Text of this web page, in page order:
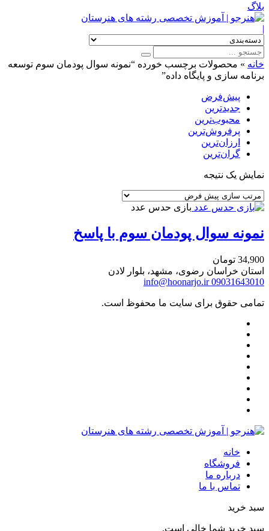
بلاگ
|
خانه » محصولات برچسب خورده “نمونه سوال پودمان سوم توسعه
برنامه سازی و پایگاه داده”
پیش‌فرض
جدیدترین
محبوب‌ترین
پرفروش‌ترین
ارزان‌ترین
گران‌ترین
نمایش یک نتیجه
بازی حدس عدد
نمونه سوال پودمان سوم با پاسخ
34,900 تومان
استان خراسان رضوی، مشهد، بلوار لادن
09031643010
info@hoonarjo.ir
تمامی حقوق برای سایت ما محفوظ است.
خانه
فروشگاه
درباره ما
تماس با ما
سبد خرید
سبد خرید شما خالی است.